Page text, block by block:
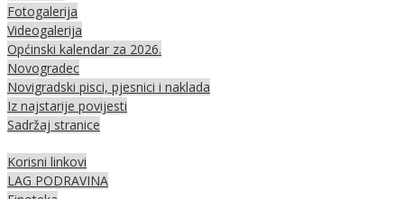
Fotogalerija
Videogalerija
Općinski kalendar za 2026.
Novogradec
Novigradski pisci, pjesnici i naklada
Iz najstarije povijesti
Sadržaj stranice
Korisni linkovi
LAG PODRAVINA